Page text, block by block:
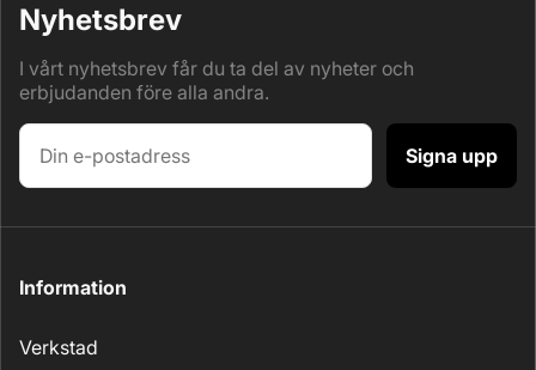
Nyhetsbrev
I vårt nyhetsbrev får du ta del av nyheter och
erbjudanden före alla andra.
Signa upp
Information
Verkstad